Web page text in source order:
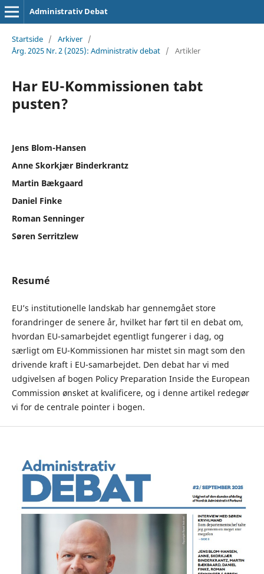
Administrativ Debat
Startside / Arkiver /
Årg. 2025 Nr. 2 (2025): Administrativ debat / Artikler
Har EU-Kommissionen tabt
pusten?
Jens Blom-Hansen
Anne Skorkjær Binderkrantz
Martin Bækgaard
Daniel Finke
Roman Senninger
Søren Serritzlew
Resumé
EU’s institutionelle landskab har gennemgået store
forandringer de senere år, hvilket har ført til en debat om,
hvordan EU-samarbejdet egentligt fungerer i dag, og
særligt om EU-Kommissionen har mistet sin magt som den
drivende kraft i EU-samarbejdet. Den debat har vi med
udgivelsen af bogen Policy Preparation Inside the European
Commission ønsket at kvalificere, og i denne artikel redegør
vi for de centrale pointer i bogen.